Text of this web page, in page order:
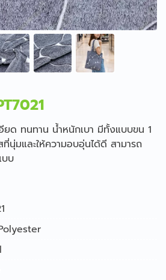
ยด ทนทาน น้ำหนักเบา มีทั้งแบบขน 1
นุ่มและให้ความอบอุ่นได้ดี สามารถ
บ